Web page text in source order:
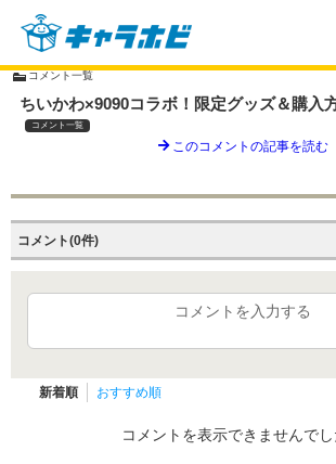
コメント一覧
ちいかわ×9090コラボ！限定グッズ＆購入
コメント一覧
このコメントの記事を読む
コメント(0件)
コメントを入力する
新着順 おすすめ順
コメントを表示できませんでし